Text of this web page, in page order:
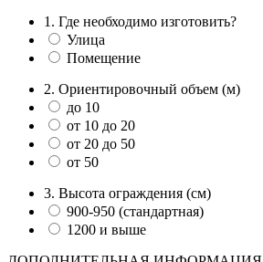
1. Где необходимо изготовить?
Улица
Помещение
2. Ориентировочный объем (м)
до 10
от 10 до 20
от 20 до 50
от 50
3. Высота ограждения (см)
900-950 (стандартная)
1200 и выше